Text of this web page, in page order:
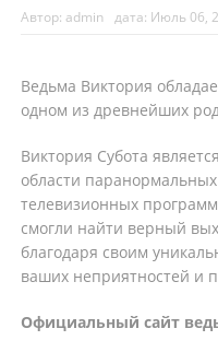
Автор: admin дата: Июль 06,
Ведьма Виктория
одном из древнейших
Виктория Субота
области
телевизионных
смогли найти верный
благодаря своим
ваших неприятностей и
Официальный сайт